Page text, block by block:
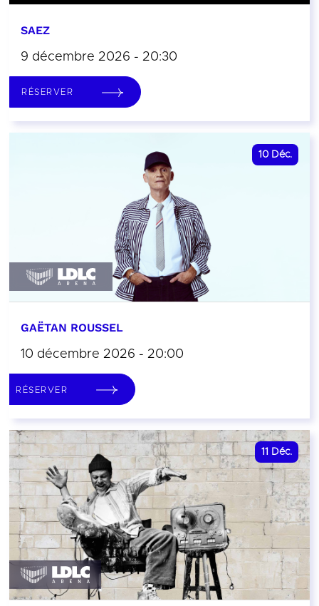
SAEZ
9 décembre 2026 - 20:30
RÉSERVER
10 Déc.
GAËTAN ROUSSEL
10 décembre 2026 - 20:00
RÉSERVER
11 Déc.